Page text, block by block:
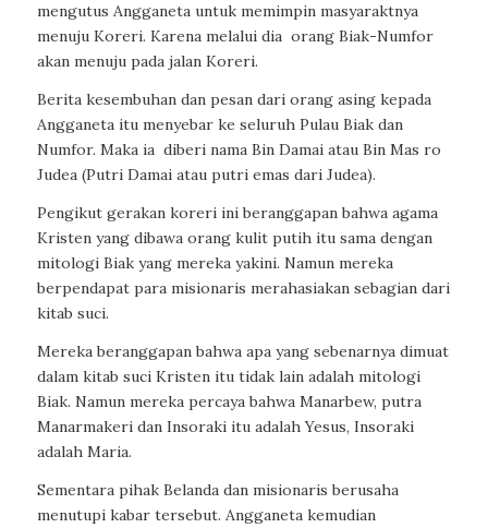
mengutus Angganeta untuk memimpin masyaraktnya
menuju Koreri. Karena melalui dia orang Biak-Numfor
akan menuju pada jalan Koreri.
Berita kesembuhan dan pesan dari orang asing kepada
Angganeta itu menyebar ke seluruh Pulau Biak dan
Numfor. Maka ia diberi nama Bin Damai atau Bin Mas ro
Judea (Putri Damai atau putri emas dari Judea).
Pengikut gerakan koreri ini beranggapan bahwa agama
Kristen yang dibawa orang kulit putih itu sama dengan
mitologi Biak yang mereka yakini. Namun mereka
berpendapat para misionaris merahasiakan sebagian dari
kitab suci.
Mereka beranggapan bahwa apa yang sebenarnya dimuat
dalam kitab suci Kristen itu tidak lain adalah mitologi
Biak. Namun mereka percaya bahwa Manarbew, putra
Manarmakeri dan Insoraki itu adalah Yesus, Insoraki
adalah Maria.
Sementara pihak Belanda dan misionaris berusaha
menutupi kabar tersebut. Angganeta kemudian